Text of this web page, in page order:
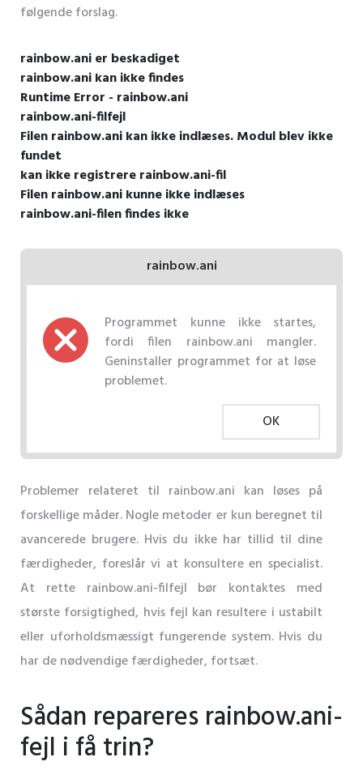
følgende forslag.
rainbow.ani er beskadiget
rainbow.ani kan ikke findes
Runtime Error - rainbow.ani
rainbow.ani-filfejl
Filen rainbow.ani kan ikke indlæses. Modul blev ikke
fundet
kan ikke registrere rainbow.ani-fil
Filen rainbow.ani kunne ikke indlæses
rainbow.ani-filen findes ikke
rainbow.ani
Programmet kunne ikke startes,
fordi filen rainbow.ani mangler.
Geninstaller programmet for at løse
problemet.
OK
Problemer relateret til rainbow.ani kan løses på
forskellige måder. Nogle metoder er kun beregnet til
avancerede brugere. Hvis du ikke har tillid til dine
færdigheder, foreslår vi at konsultere en specialist.
At rette rainbow.ani-filfejl bør kontaktes med
største forsigtighed, hvis fejl kan resultere i ustabilt
eller uforholdsmæssigt fungerende system. Hvis du
har de nødvendige færdigheder, fortsæt.
Sådan repareres rainbow.ani-
fejl i få trin?